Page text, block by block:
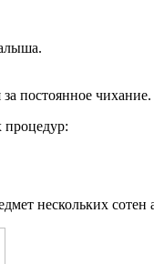
постоянное чихание.
процедур:
нескольких